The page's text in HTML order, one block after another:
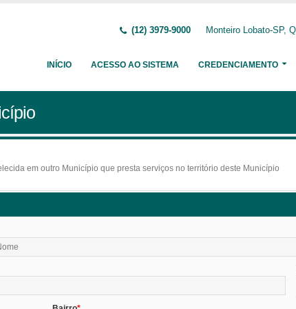
(12) 3979-9000 Monteiro Lobato-SP,
INÍCIO ACESSO AO SISTEMA CREDENCIAMENTO
em outro Município que presta serviços no território deste Município